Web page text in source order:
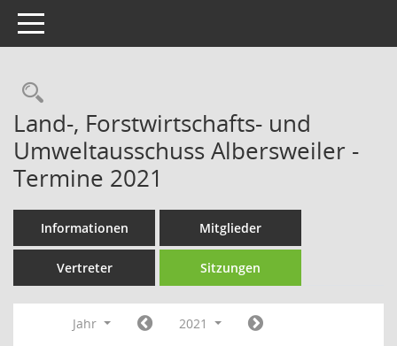
Toggle navigation
Rechercheauswahl
Land-, Forstwirtschafts- und
Umweltausschuss Albersweiler -
Termine 2021
Informationen Mitglieder
Vertreter Sitzungen
Jahr
2021